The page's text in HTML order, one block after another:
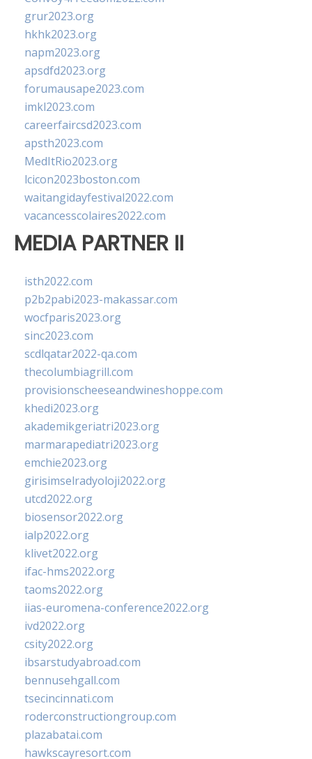
grur2023.org
hkhk2023.org
napm2023.org
apsdfd2023.org
forumausape2023.com
imkl2023.com
careerfaircsd2023.com
apsth2023.com
MedItRio2023.org
lcicon2023boston.com
waitangidayfestival2022.com
vacancesscolaires2022.com
MEDIA PARTNER II
isth2022.com
p2b2pabi2023-makassar.com
wocfparis2023.org
sinc2023.com
scdlqatar2022-qa.com
thecolumbiagrill.com
provisionscheeseandwineshoppe.com
khedi2023.org
akademikgeriatri2023.org
marmarapediatri2023.org
emchie2023.org
girisimselradyoloji2022.org
utcd2022.org
biosensor2022.org
ialp2022.org
klivet2022.org
ifac-hms2022.org
taoms2022.org
iias-euromena-conference2022.org
ivd2022.org
csity2022.org
ibsarstudyabroad.com
bennusehgall.com
tsecincinnati.com
roderconstructiongroup.com
plazabatai.com
hawkscayresort.com